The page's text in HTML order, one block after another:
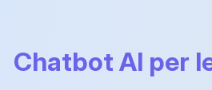
Chatbot AI per